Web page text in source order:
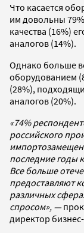
Что касается
им довольны
качества (16%)
аналогов (14%).
Однако больше
оборудованием
(28%),
аналогов (20%).
«74%
российского
последние годы
Все больше
предоставляют
различных
спросом», —
директор